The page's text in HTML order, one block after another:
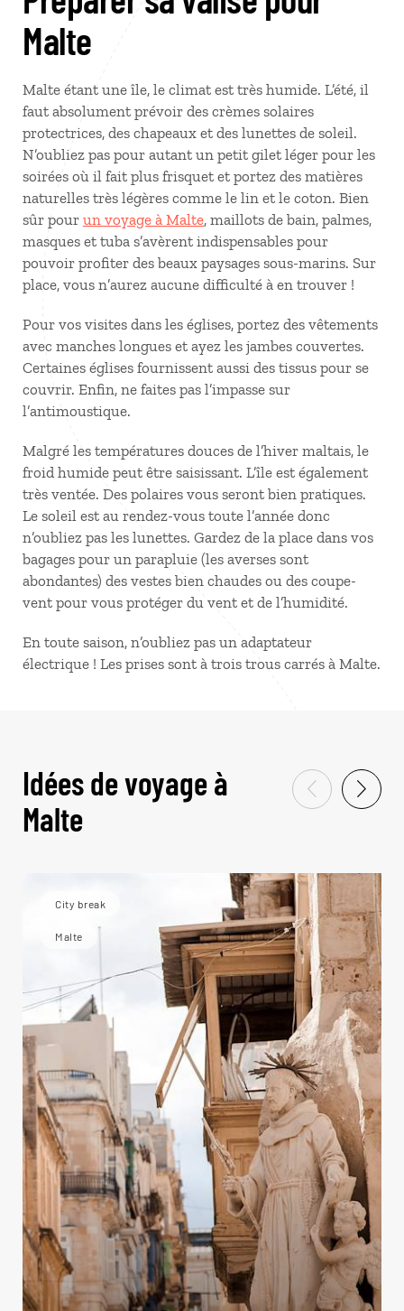
Malte
Malte étant une île, le climat est très humide. L’été, il
faut absolument prévoir des crèmes solaires
protectrices, des chapeaux et des lunettes de soleil.
N’oubliez pas pour autant un petit gilet léger pour les
soirées où il fait plus frisquet et portez des matières
naturelles très légères comme le lin et le coton. Bien
sûr pour un voyage à Malte, maillots de bain, palmes,
masques et tuba s’avèrent indispensables pour
pouvoir profiter des beaux paysages sous-marins. Sur
place, vous n’aurez aucune difficulté à en trouver !
Pour vos visites dans les églises, portez des vêtements
avec manches longues et ayez les jambes couvertes.
Certaines églises fournissent aussi des tissus pour se
couvrir. Enfin, ne faites pas l’impasse sur
l’antimoustique.
Malgré les températures douces de l’hiver maltais, le
froid humide peut être saisissant. L’île est également
très ventée. Des polaires vous seront bien pratiques.
Le soleil est au rendez-vous toute l’année donc
n’oubliez pas les lunettes. Gardez de la place dans vos
bagages pour un parapluie (les averses sont
abondantes) des vestes bien chaudes ou des coupe-
vent pour vous protéger du vent et de l’humidité.
En toute saison, n’oubliez pas un adaptateur
électrique ! Les prises sont à trois trous carrés à Malte.
Idées de voyage à
Malte
City break
Malte